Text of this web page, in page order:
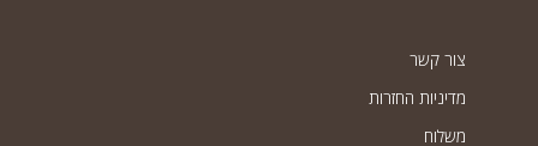
צור קשר
מדיניות החזרות
משלוח